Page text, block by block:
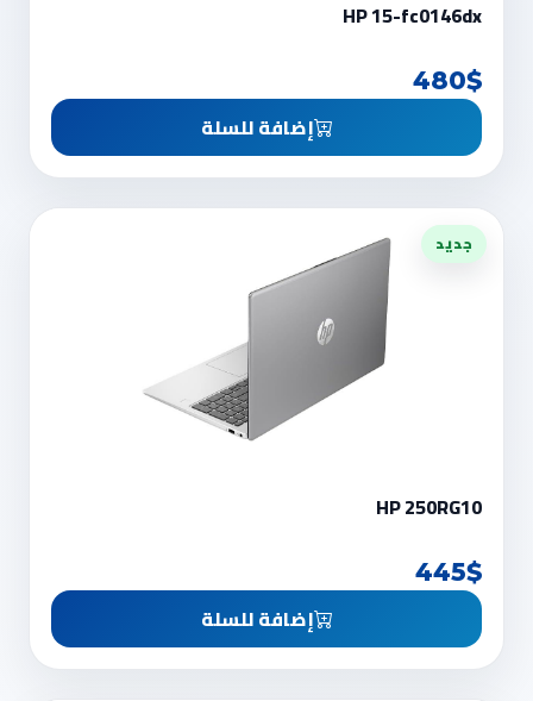
HP 15-fc0146dx
480$
إضافة للسلة
جديد
HP 250RG10
445$
إضافة للسلة